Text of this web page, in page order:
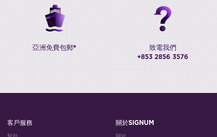
亞洲免費包郵* 致電我們
+853 2856 3576
客戶服務 關於SIGNUM